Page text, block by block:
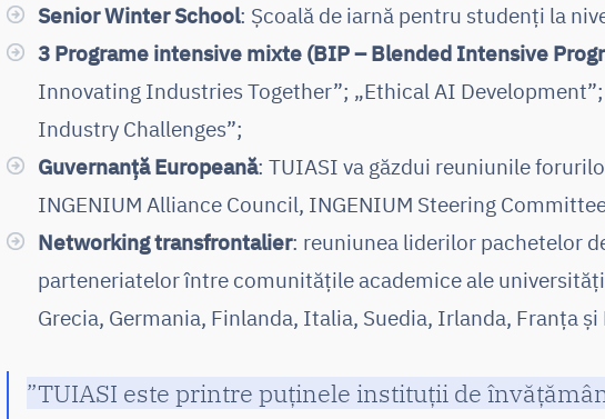
Senior Winter School: Școală de iarnă pentru studenți la
3 Programe intensive mixte (BIP – Blended Intensive
Innovating Industries Together”; „Ethical AI
Industry Challenges”;
Guvernanță Europeană: TUIASI va găzdui reuniunile
INGENIUM Alliance Council, INGENIUM Steering
Networking transfrontalier: reuniunea liderilor pachetelor
parteneriatelor între comunitățile academice ale
Grecia, Germania, Finlanda, Italia, Suedia, Irlanda, Franța și
”TUIASI este printre puținele instituții de